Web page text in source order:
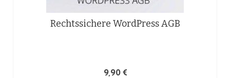
Rechtssichere WordPress AGB
9,90 €